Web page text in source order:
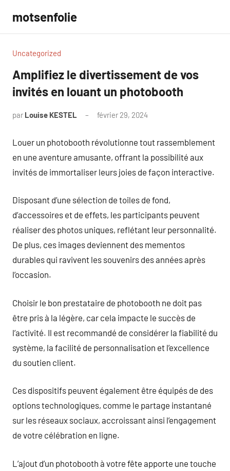
contenu
motsenfolie
Uncategorized
Amplifiez le divertissement de vos
invités en louant un photobooth
par Louise KESTEL février 29, 2024
Louer un photobooth révolutionne tout rassemblement
en une aventure amusante, offrant la possibilité aux
invités de immortaliser leurs joies de façon interactive.
Disposant d’une sélection de toiles de fond,
d’accessoires et de effets, les participants peuvent
réaliser des photos uniques, reflétant leur personnalité.
De plus, ces images deviennent des mementos
durables qui ravivent les souvenirs des années après
l’occasion.
Choisir le bon prestataire de photobooth ne doit pas
être pris à la légère, car cela impacte le succès de
l’activité. Il est recommandé de considérer la fiabilité du
système, la facilité de personnalisation et l’excellence
du soutien client.
Ces dispositifs peuvent également être équipés de des
options technologiques, comme le partage instantané
sur les réseaux sociaux, accroissant ainsi l’engagement
de votre célébration en ligne.
L’ajout d’un photobooth à votre fête apporte une touche